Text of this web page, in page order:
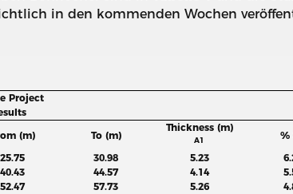
in den kommenden Wochen
Project
(m) To (m)
Thickness (m)
A1 %
25.75 30.98 5.23
40.43 44.57 4.14
52.47 57.73 5.26